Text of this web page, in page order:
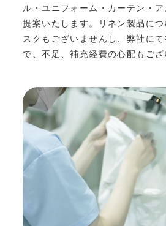
ル・ユニフォーム・カーテン・
提案いたします。リネン製品に
スクもございませんし、弊社に
で、不足、補充経費の心配もござ